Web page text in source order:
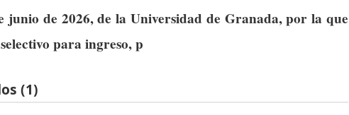
junio de 2026, de la Universidad de Granada, por la que
para ingreso, p
(1)